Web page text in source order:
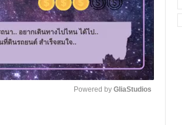
Powered by GliaStudios